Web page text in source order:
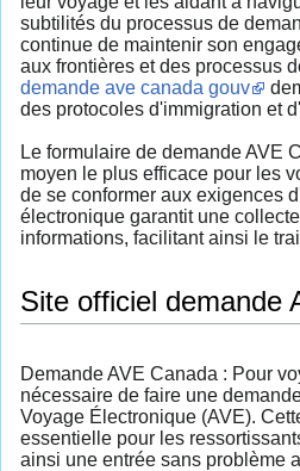
subtilités du processus de
continue de maintenir son
aux frontières et des processus
demande ave canada gouv
des protocoles d'immigration et
Le formulaire de demande AVE
moyen le plus efficace pour les
de se conformer aux exigences
électronique garantit une
informations, facilitant ainsi le
Site officiel demande
Demande AVE Canada : Pour
nécessaire de faire une
Voyage Électronique (AVE).
essentielle pour les
ainsi une entrée sans problème